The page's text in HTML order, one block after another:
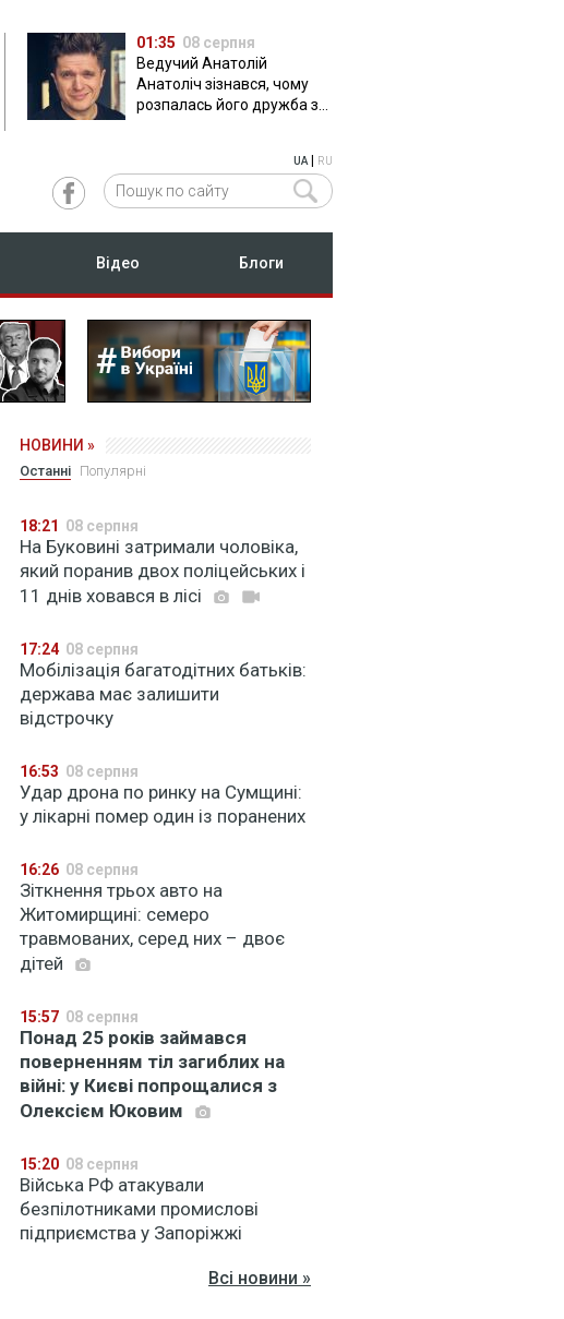
01:35 08 серпня
Ведучий Анатолій
Анатоліч зізнався, чому
розпалась його дружба з
UA| RU
Відео Блоги
НОВИНИ »
Останні Популярні
18:21 08 серпня
На Буковині затримали чоловіка,
який поранив двох поліцейських і
11 днів ховався в лісі
17:24 08 серпня
Мобілізація багатодітних батьків:
держава має залишити
відстрочку
16:53 08 серпня
Удар дрона по ринку на Сумщині:
у лікарні помер один із поранених
16:26 08 серпня
Зіткнення трьох авто на
Житомирщині: семеро
травмованих, серед них – двоє
дітей
15:57 08 серпня
Понад 25 років займався
поверненням тіл загиблих на
війні: у Києві попрощалися з
Олексієм Юковим
15:20 08 серпня
Війська РФ атакували
безпілотниками промислові
підприємства у Запоріжжі
Всі новини »